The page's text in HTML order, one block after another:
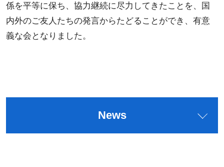
係を平等に保ち、協力継続に尽力してきたことを、国
内外のご友人たちの発言からたどることができ、有意
義な会となりました。
News